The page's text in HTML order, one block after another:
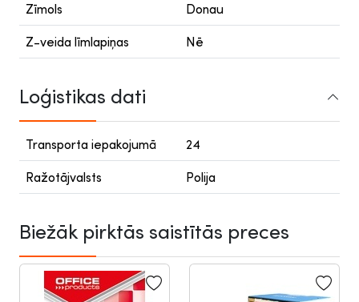
Zīmols Donau
Z-veida līmlapiņas Nē
Loģistikas dati
Transporta iepakojumā 24
Ražotājvalsts Polija
Biežāk pirktās saistītās preces